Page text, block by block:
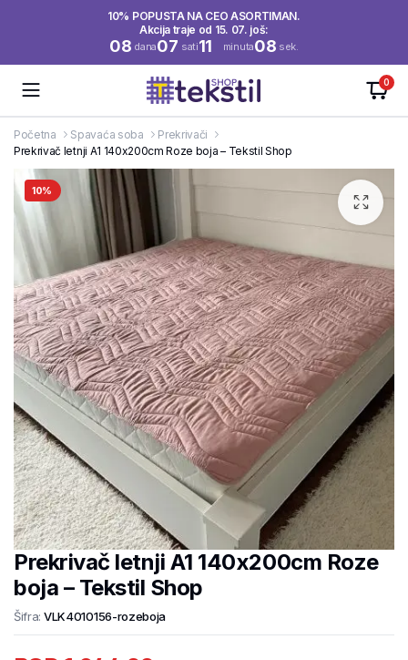
10% POPUSTA NA CEO ASORTIMAN.
Akcija traje od 15. 07. još:
08 dana07 sati11 minuta07 sek.
0
Početna Spavaća soba
Prekrivači
Prekrivač letnji A1 140x200cm Roze boja – Tekstil Shop
10%
Prekrivač letnji A1 140x200cm Roze
boja – Tekstil Shop
Šifra: VLK4010156-rozeboja